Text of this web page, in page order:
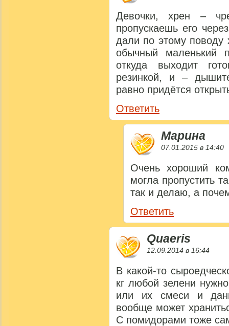
Девочки, хрен –
пропускаешь его
дали по этому поводу
обычный маленький
откуда выходит
резинкой, и –
равно придётся
Ответить
Марина
07.01.2015 в 14:40
Очень хороший
могла пропустить
так и делаю, а
Ответить
Quaeris
12.09.2014 в 16:44
В какой-то
кг любой зелени
или их смеси и
вообще может
С помидорами тоже